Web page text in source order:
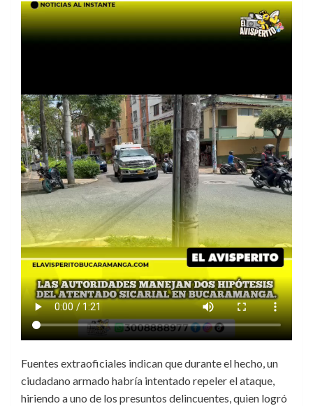
Fuentes extraoficiales indican que durante el hecho, un
ciudadano armado habría intentado repeler el ataque,
hiriendo a uno de los presuntos delincuentes, quien logró